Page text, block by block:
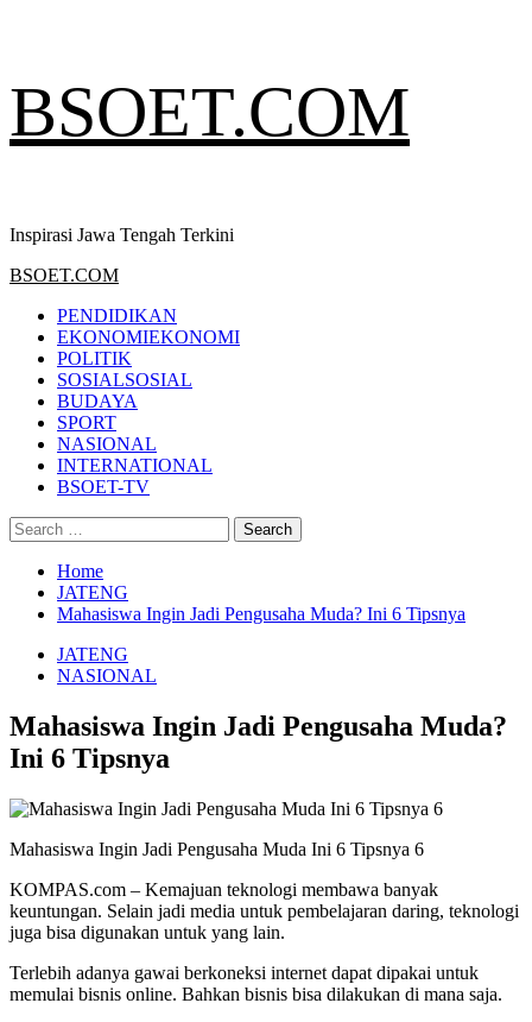
content
BSOET.COM
Inspirasi Jawa Tengah Terkini
Primary
BSOET.COM
PENDIDIKAN
EKONOMIEKONOMI
POLITIK
SOSIALSOSIAL
BUDAYA
SPORT
NASIONAL
INTERNATIONAL
BSOET-TV
Search
for:
Home
JATENG
Mahasiswa Ingin Jadi Pengusaha Muda? Ini 6 Tipsnya
JATENG
NASIONAL
Mahasiswa Ingin Jadi Pengusaha Muda?
Ini 6 Tipsnya
Mahasiswa Ingin Jadi Pengusaha Muda Ini 6 Tipsnya 6
KOMPAS.com – Kemajuan teknologi membawa banyak
keuntungan. Selain jadi media untuk pembelajaran daring, teknologi
juga bisa digunakan untuk yang lain.
Terlebih adanya gawai berkoneksi internet dapat dipakai untuk
memulai bisnis online. Bahkan bisnis bisa dilakukan di mana saja.